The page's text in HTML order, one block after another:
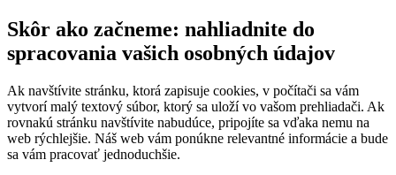
Skôr ako začneme: nahliadnite do
spracovania vašich osobných údajov
Ak navštívite stránku, ktorá zapisuje cookies, v počítači sa vám
vytvorí malý textový súbor, ktorý sa uloží vo vašom prehliadači. Ak
rovnakú stránku navštívite nabudúce, pripojíte sa vďaka nemu na
web rýchlejšie. Náš web vám ponúkne relevantné informácie a bude
sa vám pracovať jednoduchšie.